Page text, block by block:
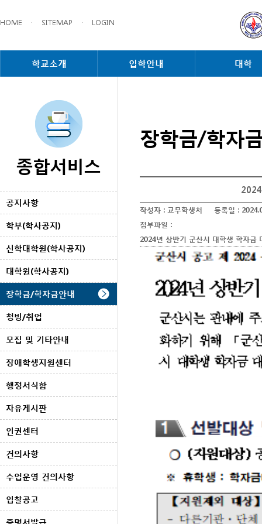
HOME · SITEMAP · LOGIN
학교소개 입학안내 대학
종합서비스
공지사항
학부(학사공지)
신학대학원(학사공지)
대학원(학사공지)
장학금/학자금안내
청빙/취업
모집 및 기타안내
장애학생지원센터
행정서식함
자유게시판
인권센터
건의사항
수업운영 건의사항
입찰공고
장학금/학자
작성자 : 교무학생처 등록일 :
첨부파일 :
2024년 상반기 군산시 대학생 학자금